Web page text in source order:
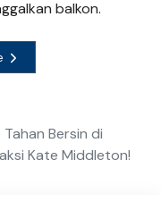
balkon.
Bersin di
Kate Middleton!